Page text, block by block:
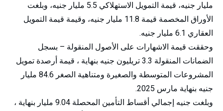
مليار جنيه، قيمة التمويل الاستهلاكي 5.5 مليار جنيه، وبلغت
الأوراق المخصمة قيمة 11.8 مليار جنيه، وقيمة قيمة التمويل
العقاري 6.1 مليار جنيه.
وحققت قيمة الاشهارات على الأصول المنقولة – بسجل
الضمانات المنقولة 3.3 تريليون جنيه بنهاية ، قيمة أرصدة تمويل
المشروعات المتوسطة والصغيرة ومتناهية الصغر 84.6 مليار
جنيه بنهاية مارس 2025.
وبلغت جنيه إجمالي أقساط التأمين المحصلة 9.04 مليار بنهاية ،